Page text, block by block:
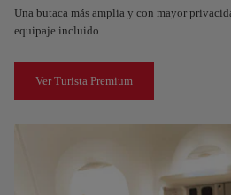
Una butaca más amplia y con mayor
equipaje incluido.
Ver Turista Premium